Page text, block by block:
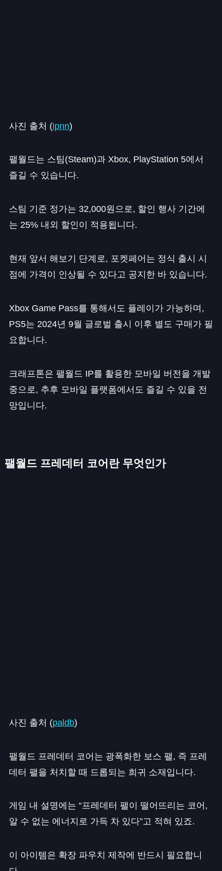
사진 출처 (ipnn)
팰월드는 스팀(Steam)과 Xbox, PlayStation 5에서
즐길 수 있습니다.
스팀 기준 정가는 32,000원으로, 할인 행사 기간에
는 25% 내외 할인이 적용됩니다.
현재 앞서 해보기 단계로, 포켓페어는 정식 출시 시
점에 가격이 인상될 수 있다고 공지한 바 있습니다.
Xbox Game Pass를 통해서도 플레이가 가능하며,
PS5는 2024년 9월 글로벌 출시 이후 별도 구매가 필
요합니다.
크래프톤은 팰월드 IP를 활용한 모바일 버전을 개발
중으로, 추후 모바일 플랫폼에서도 즐길 수 있을 전
망입니다.
팰월드 프레데터 코어란 무엇인가
사진 출처 (paldb)
팰월드 프레데터 코어는 광폭화한 보스 팰, 즉 프레
데터 팰을 처치할 때 드롭되는 희귀 소재입니다.
게임 내 설명에는 “프레데터 팰이 떨어뜨리는 코어,
알 수 없는 에너지로 가득 차 있다”고 적혀 있죠.
이 아이템은 확장 파우치 제작에 반드시 필요합니